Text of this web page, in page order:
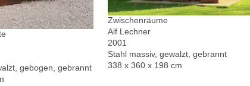
gebogen, gebrannt
Zwischenräume
Alf Lechner
2001
Stahl massiv, gewalzt, gebrannt
338 x 360 x 198 cm